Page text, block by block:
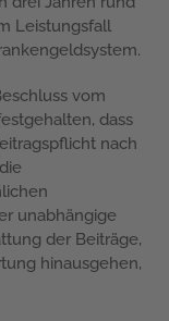
Leistungsfall
vom
dass
nach
unabhängige
der Beiträge,
hinausgehen,